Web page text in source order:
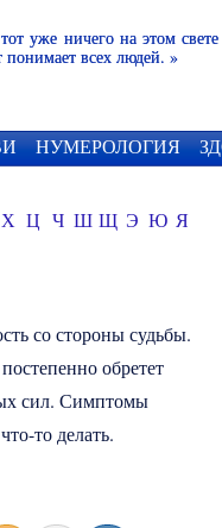
уже ничего на этом
понимает всех людей. »
НУМЕРОЛОГИЯ
Х Ц Ч Ш Щ Э Ю Я
со стороны судьбы.
обретет
сил. Симптомы
то делать.